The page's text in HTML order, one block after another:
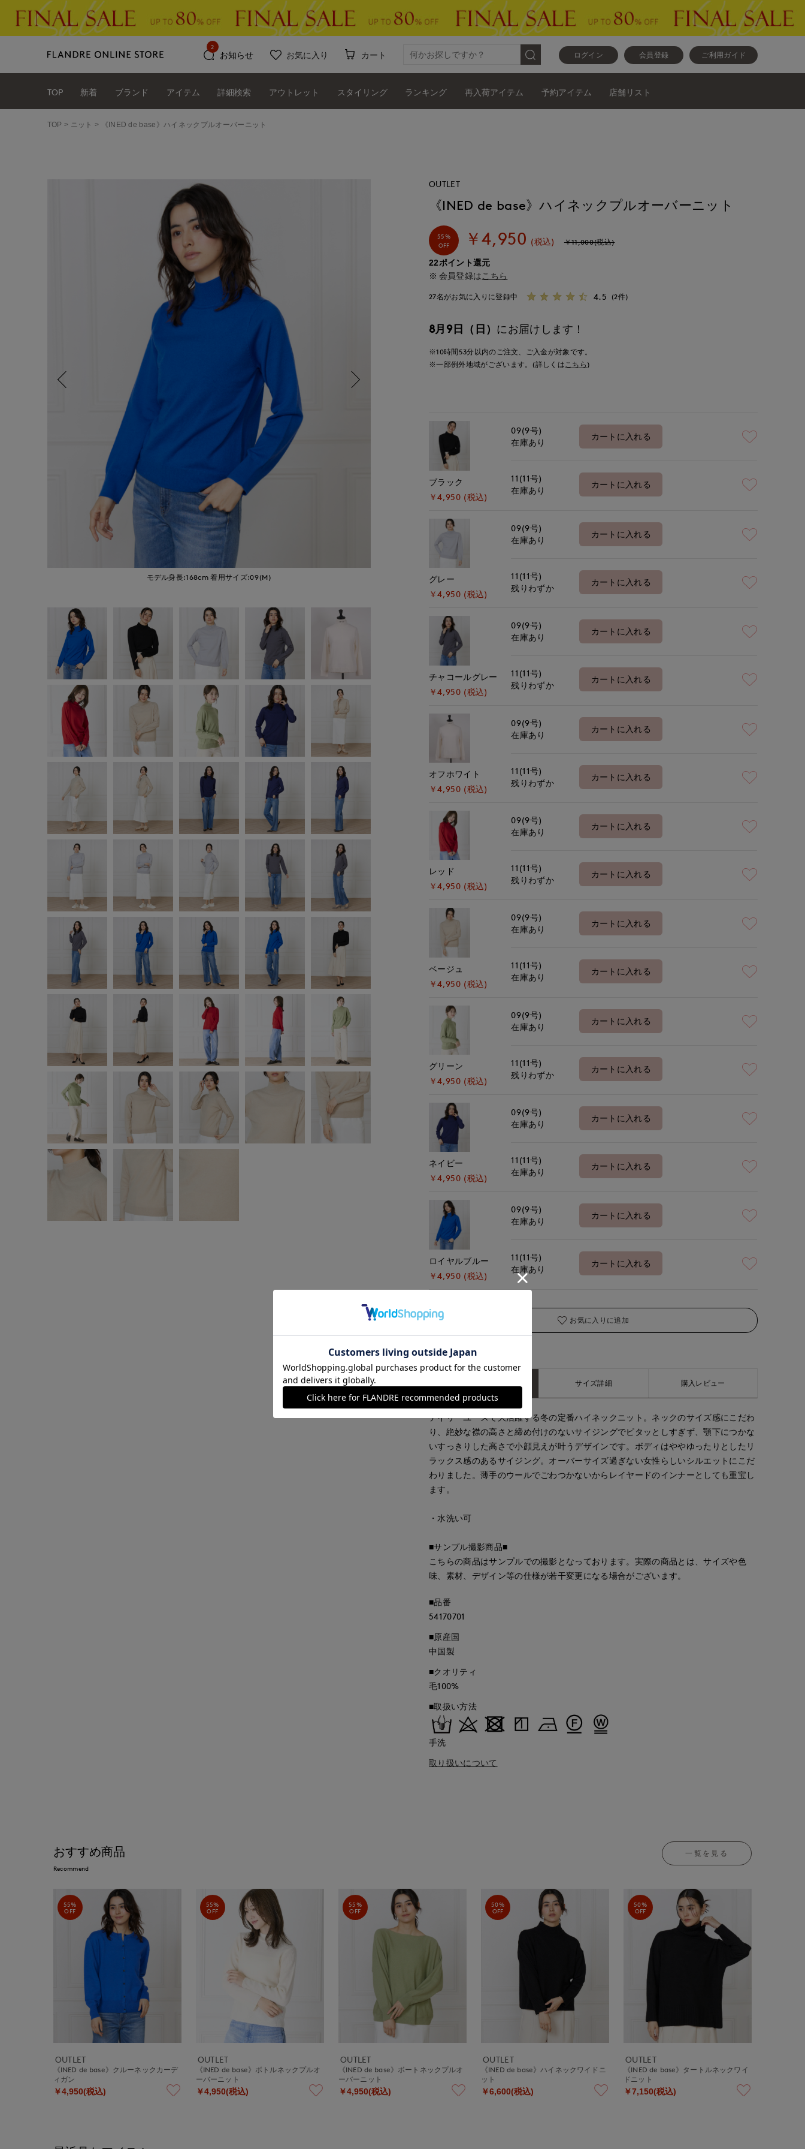
ログイン 会員登録 ご利用ガイド
お知らせ
2
お気に入り カート
TOP 新着 ブランド アイテム 詳細検索 アウトレット スタイリング ランキング 再入荷アイテム 予約アイテム 店舗リスト
TOP ニット 《INED de base》ハイネックプルオーバーニット
モデル身長:168cm 着用サイズ:09(M) モデル身長:168cm 着用サイズ:09(M)
OUTLET
《INED de base》ハイネックプルオーバーニット
55%
OFF
￥4,950 (税込) ￥11,000(税込)
22ポイント還元
会員登録は こちら
27名がお気に入りに登録中 4.5 (2件)
8月9日（日） にお届けします！
※10時間 53分以内のご注文、ご入金が対象です。
※一部例外地域がございます。(詳しくはこちら )
ブラック
￥4,950 (税込)
09(9号)
在庫あり
カートに入れる
11(11号)
在庫あり
カートに入れる
グレー
￥4,950 (税込)
09(9号)
在庫あり
カートに入れる
11(11号)
残りわずか
カートに入れる
チャコールグレー
￥4,950 (税込)
09(9号)
在庫あり
カートに入れる
11(11号)
残りわずか
カートに入れる
オフホワイト
￥4,950 (税込)
09(9号)
在庫あり
カートに入れる
11(11号)
残りわずか
カートに入れる
レッド
￥4,950 (税込)
09(9号)
在庫あり
カートに入れる
11(11号)
残りわずか
カートに入れる
ベージュ
￥4,950 (税込)
09(9号)
在庫あり
カートに入れる
11(11号)
在庫あり
カートに入れる
グリーン
￥4,950 (税込)
09(9号)
在庫あり
カートに入れる
11(11号)
残りわずか
カートに入れる
ネイビー
￥4,950 (税込)
09(9号)
在庫あり
カートに入れる
11(11号)
在庫あり
カートに入れる
ロイヤルブルー
￥4,950 (税込)
09(9号)
在庫あり
カートに入れる
11(11号)
在庫あり
カートに入れる
お気に入りに追加
サイズ詳細 購入レビュー
デイリーユースで大活躍する冬の定番ハイネックニット。ネックのサイズ感にこだわ
り、絶妙な襟の高さと締め付けのないサイジングでピタッとしすぎず、顎下につかな
いすっきりした高さで小顔見えが叶うデザインです。ボディはややゆったりとしたリ
ラックス感のあるサイジング。オーバーサイズ過ぎない女性らしいシルエットにこだ
わりました。薄手のウールでごわつかないからレイヤードのインナーとしても重宝し
ます。
・水洗い可
■サンプル撮影商品■
こちらの商品はサンプルでの撮影となっております。実際の商品とは、サイズや色
味、素材、デザイン等の仕様が若干変更になる場合がございます。
■品番
54170701
■原産国
中国製
■クオリティ
毛100%
■取扱い方法
手洗
取り扱いについて
おすすめ商品
Recommend
一覧を見る
55%
OFF
OUTLET
《INED de base》クルーネックカーデ
ィガン
￥4,950(税込)
55%
OFF
OUTLET
《INED de base》ボトルネックプルオ
ーバーニット
￥4,950(税込)
55%
OFF
OUTLET
《INED de base》ボートネックプルオ
ーバーニット
￥4,950(税込)
50%
OFF
OUTLET
《INED de base》ハイネックワイドニ
ット
￥6,600(税込)
50%
OFF
OUTLET
《INED de base》タートルネックワイ
ドニット
￥7,150(税込)